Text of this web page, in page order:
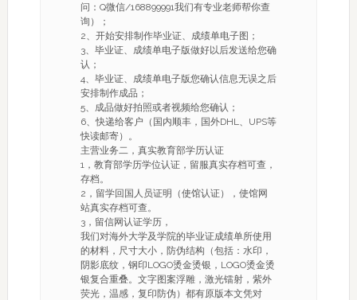
问：Q微信/168899991我们有专业老师帮你查
询）；
2、开始安排制作毕业证、成绩单电子图；
3、毕业证、成绩单电子版做好以后发送给您确
认；
4、毕业证、成绩单电子版您确认信息无误之后
安排制作成品；
5、成品做好拍照或者视频给您确认；
6、快递给客户（国内顺丰，国外DHL、UPS等
快读邮寄）。
主营业务二，真实教育部学历认证
1，教育部学历学位认证，留服真实存档可查，
存档。
2，留学回国人员证明（使馆认证），使馆网
站真实存档可查。
3，留信网认证学历，
我们对海外大学及学院的毕业证成绩单所使用
的材料，尺寸大小，防伪结构（包括：水印，
阴影底纹，钢印LOGO烫金烫银，LOGO烫金烫
银复合重叠。文字图案浮雕，激光镭射，紫外
荧光，温感，复印防伪）都有原版本文凭对